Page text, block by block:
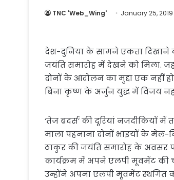
TNC 'Web_Wing' January 25, 2019
देश-दुनिया के सामने एकता दिखाने
जयंति समारोह में देखने को मिला.
दोनों के आंदोलन का मुद्दा एक नहीं
बिना कृष्ण के अर्जुन युद्ध में विजय
‘तेज ब्रदर्स’ की दूरियां नजदीकियों
माला पहनाना दोनों भाइयों के मेल-
ठाकुर की जयंति समारोह के अवसर
कार्यक्रम में अपने एलपी मूवमेंट की
उन्होंने अपना एलपी मूवमेंट स्थगित